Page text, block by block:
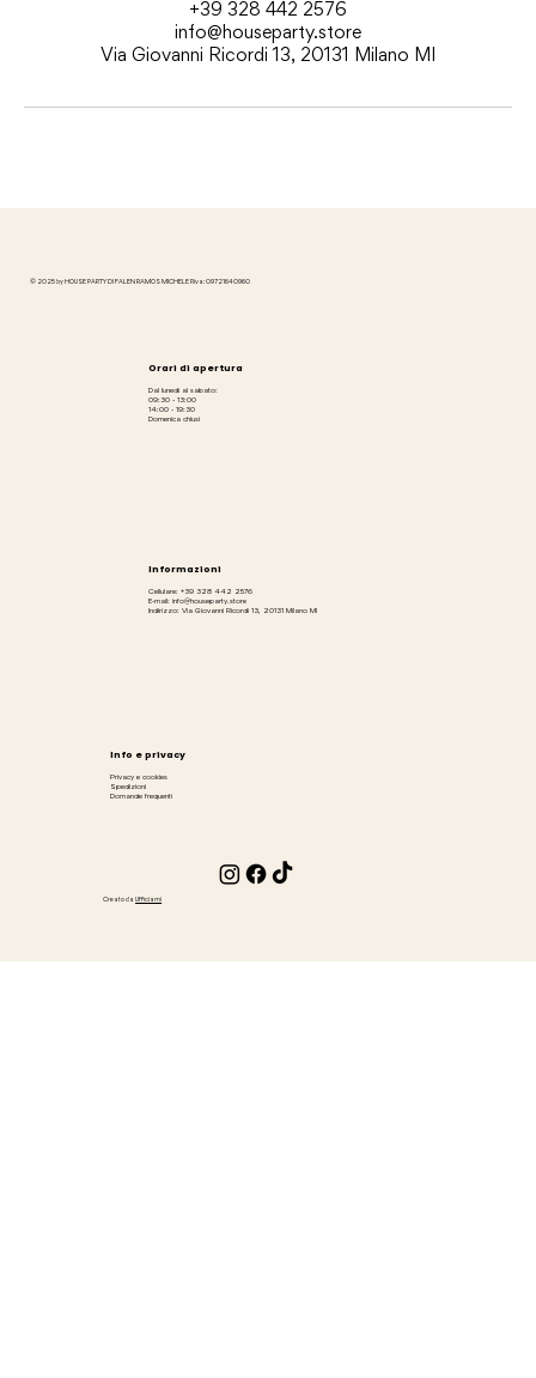
+39 328 442 2576
info@houseparty.store
Via Giovanni Ricordi 13, 20131 Milano MI
© 2025 by HOUSE PARTY DI FALEN RAMOS MICHELE P.iva: 09721640960
Orari di apertura
Dal lunedì al sabato:
09:30 - 13:00
14:00 - 19:30
Domenica chiusi
Informazioni
Cellulare: +39 328 442 2576
E-mail: info@houseparty.store
Indirizzo: Via Giovanni Ricordi 13, 20131 Milano MI
Info e privacy
Privacy e cookies
Spedizioni
Domande frequenti
Creato da Ufficiami